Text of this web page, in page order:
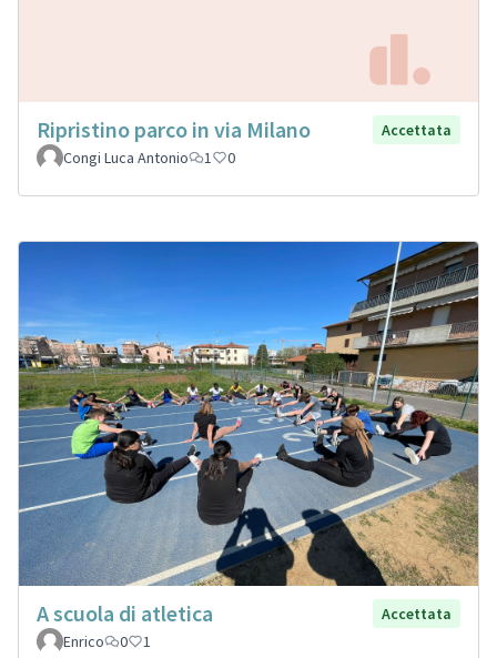
Ripristino parco in via Milano
Accettata
Congi Luca Antonio
1 0
A scuola di atletica
Accettata
Enrico
0 1